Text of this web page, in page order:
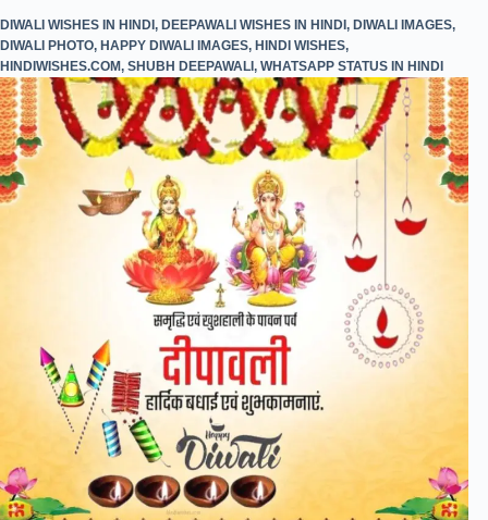
DIWALI WISHES IN HINDI , DEEPAWALI WISHES IN HINDI , DIWALI IMAGES,
DIWALI PHOTO, HAPPY DIWALI IMAGES, HINDI WISHES,
HINDIWISHES.COM, SHUBH DEEPAWALI , WHATSAPP STATUS IN HINDI